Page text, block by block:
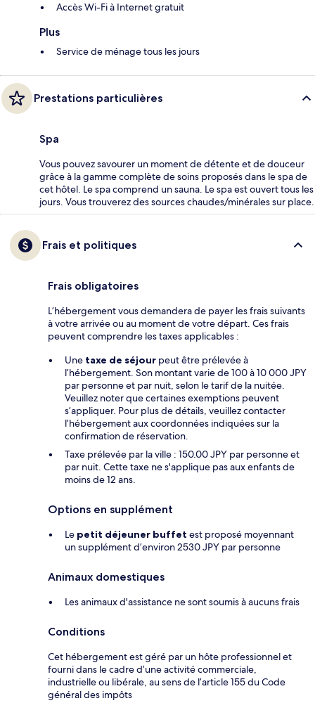
Accès Wi-Fi à Internet gratuit
Plus
Service de ménage tous les jours
Prestations particulières
Spa
Vous pouvez savourer un moment de détente et de douceur
grâce à la gamme complète de soins proposés dans le spa de
cet hôtel. Le spa comprend un sauna. Le spa est ouvert tous les
jours. Vous trouverez des sources chaudes/minérales sur place.
Frais et politiques
Frais obligatoires
L’hébergement vous demandera de payer les frais suivants
à votre arrivée ou au moment de votre départ. Ces frais
peuvent comprendre les taxes applicables :
Une taxe de séjour peut être prélevée à
l’hébergement. Son montant varie de 100 à 10 000 JPY
par personne et par nuit, selon le tarif de la nuitée.
Veuillez noter que certaines exemptions peuvent
s’appliquer. Pour plus de détails, veuillez contacter
l’hébergement aux coordonnées indiquées sur la
confirmation de réservation.
Taxe prélevée par la ville : 150.00 JPY par personne et
par nuit. Cette taxe ne s'applique pas aux enfants de
moins de 12 ans.
Options en supplément
Le petit déjeuner buffet est proposé moyennant
un supplément d’environ 2530 JPY par personne
Animaux domestiques
Les animaux d'assistance ne sont soumis à aucuns frais
Conditions
Cet hébergement est géré par un hôte professionnel et
fourni dans le cadre d’une activité commerciale,
industrielle ou libérale, au sens de l’article 155 du Code
général des impôts